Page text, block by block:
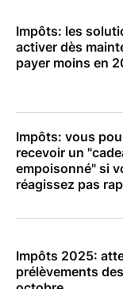
Impôts: les
activer dès
payer moins en
Impôts: vous
recevoir un
empoisonné" si
réagissez pas
Impôts 2025:
prélèvements